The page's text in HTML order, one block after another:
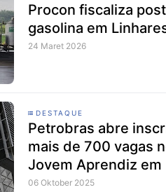
Procon fiscaliza
gasolina em
24 Maret 2026
DESTAQUE
Petrobras abre
mais de 700 vagas
Jovem Aprendiz em
outras cidades
06 Oktober 2025